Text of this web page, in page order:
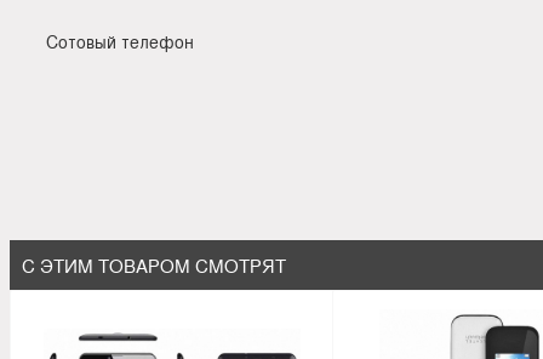
Сотовый телефон
С ЭТИМ ТОВАРОМ СМОТРЯТ